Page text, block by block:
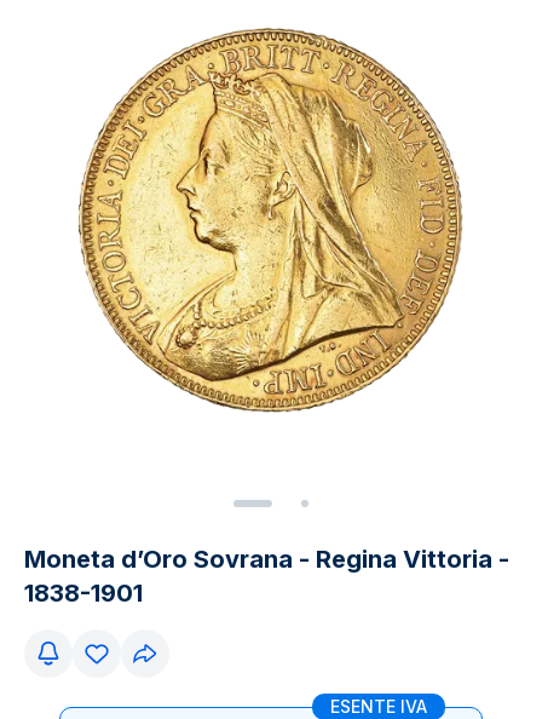
Moneta d’Oro Sovrana - Regina Vittoria -
1838-1901
ESENTE IVA